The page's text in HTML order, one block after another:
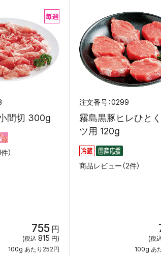
間切 300g
）
755 円
(税込 815 円)
100g あたり252円
0299
霧島黒豚ヒレひと
ツ用 120g
商品レビュー（2件）
(税
100g あ